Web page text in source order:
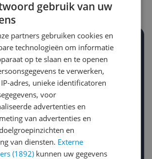
in en mis geen prijsdaling
zodra de prijs zakt
of bedrag
-15%
Gewenste prijs
€
Prijsalert aanzetten
gebruik van uw
partners gebruiken cookies en
technologieën om informatie
op te slaan en te openen
te verwerken,
adres, unieke identificatoren
voor
advertenties en
van advertenties en
en
van diensten. Externe
(1892) kunnen uw gegevens